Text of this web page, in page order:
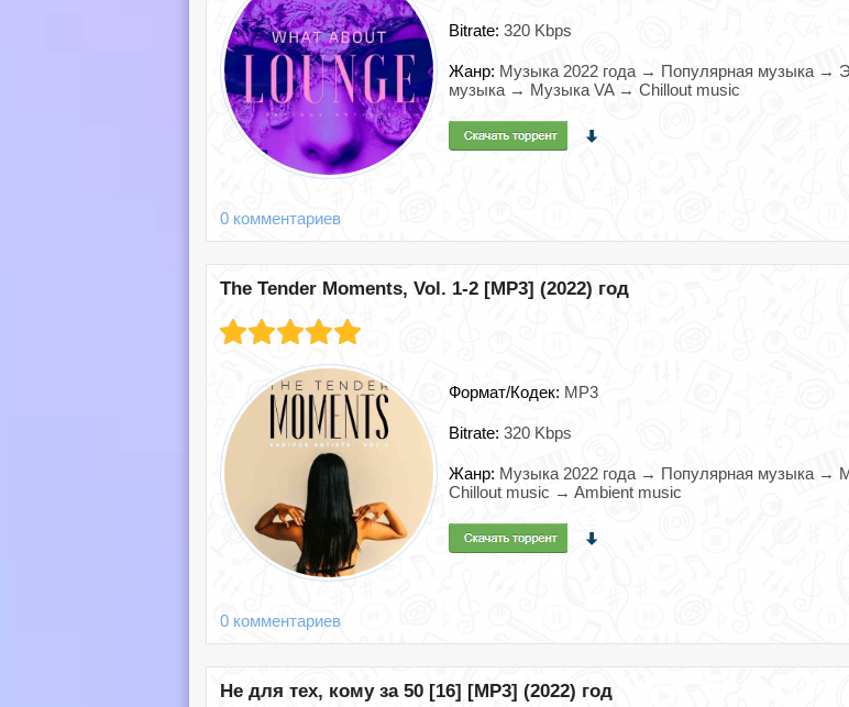
Bitrate: 320 Kbps
Жанр: Музыка 2022 года → Популярная музыка →
музыка → Музыка VA → Chillout music
0 комментариев
The Tender Moments, Vol. 1-2 [MP3] (2022) год
Формат/Кодек: MP3
Bitrate: 320 Kbps
Жанр: Музыка 2022 года → Популярная музыка →
Chillout music → Ambient music
0 комментариев
Не для тех, кому за 50 [16] [MP3] (2022) год